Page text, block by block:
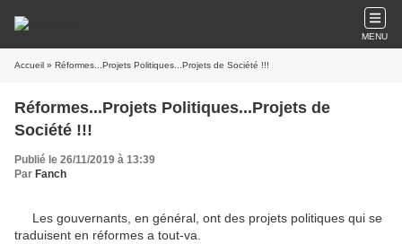
MENU
Accueil » Réformes...Projets Politiques...Projets de Société !!!
Réformes...Projets Politiques...Projets de
Société !!!
Publié le 26/11/2019 à 13:39
Par Fanch
Les gouvernants, en général, ont des projets politiques qui se
traduisent en réformes a tout-va.